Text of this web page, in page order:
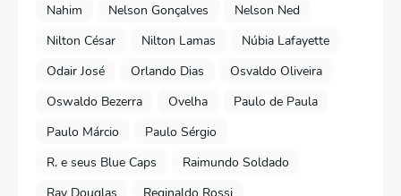
Nahim
Nelson Gonçalves
Nelson Ned
Nilton César
Nilton Lamas
Núbia Lafayette
Odair José
Orlando Dias
Osvaldo Oliveira
Oswaldo Bezerra
Ovelha
Paulo de Paula
Paulo Márcio
Paulo Sérgio
R. e seus Blue Caps
Raimundo Soldado
Ray Douglas
Reginaldo Rossi